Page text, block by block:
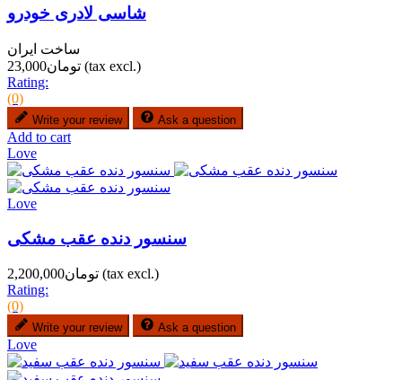
شاسی لادری خودرو
ساخت ایران
تومان23,000 (tax excl.)
Rating:
(0)
Write your review Ask a question
Add to cart
Love
Love
سنسور دنده عقب مشکی
تومان2,200,000 (tax excl.)
Rating:
(0)
Write your review Ask a question
Love